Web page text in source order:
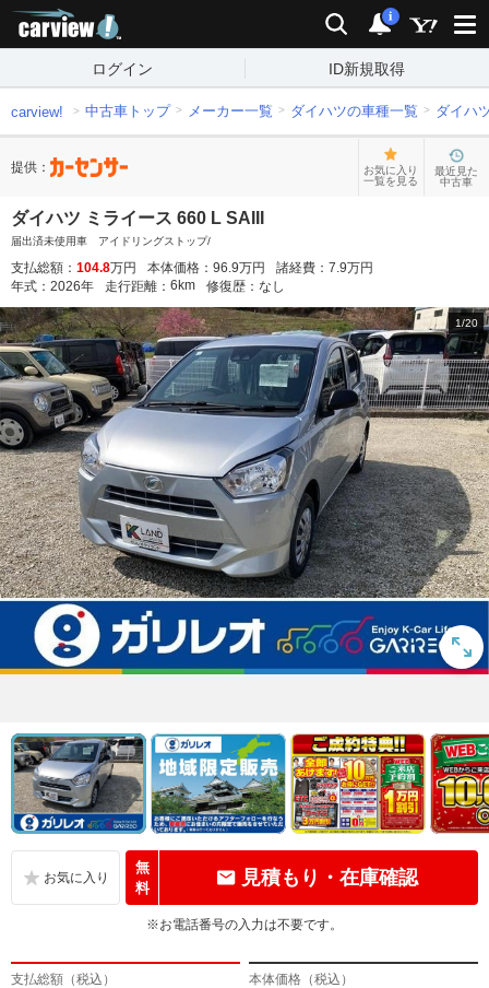
検索 通知
i
ログイン ID新規取得
carview! 中古車トップ メーカー一覧 ダイハツの車種一覧 ダイハ
提供：
お気に入り
一覧を見る
最近見た
中古車
ダイハツ ミライース 660 L SAIII
届出済未使用車 アイドリングストップ/
支払総額： 104.8万円 本体価格： 96.9万円 諸経費： 7.9万円
年式： 2026年 走行距離： 6 km 修復歴： なし
1/20
無
料
見積もり・在庫確認
※お電話番号の入力は不要です。
支払総額（税込） 本体価格（税込）